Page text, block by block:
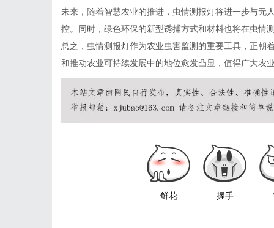
未来，随着智慧农业的推进，虫情测报灯将进一步与无
控。同时，绿色环保的新型诱捕方式和材料也将在虫情
总之，虫情测报灯作为农业虫害监测的重要工具，正朝
和推动农业可持续发展中的地位愈发凸显，值得广大农
鲜花 握手